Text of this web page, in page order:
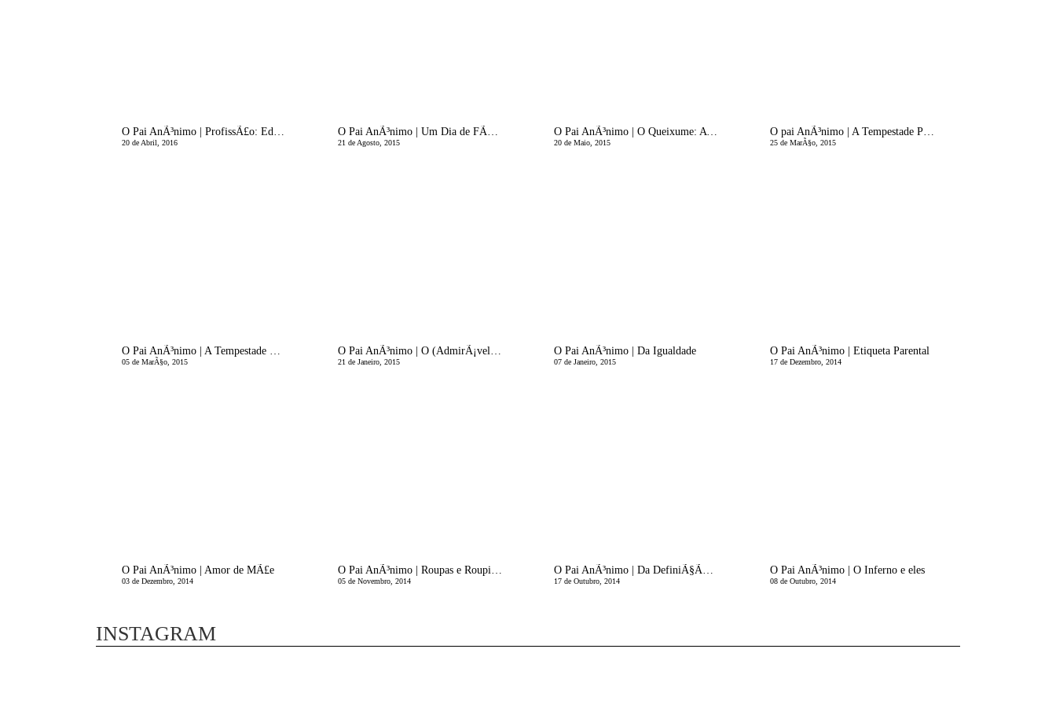
O Pai AnÃ³nimo | ProfissÃ£o: Educadora
20 de Abril, 2016
O Pai AnÃ³nimo | Um Dia de FÃ©rias
21 de Agosto, 2015
O Pai AnÃ³nimo | O Queixume: A Fadiga do Material
20 de Maio, 2015
O pai AnÃ³nimo | A Tempestade Perfeita - A Sequela
25 de MarÃ§o, 2015
O Pai AnÃ³nimo | A Tempestade Perfeita
05 de MarÃ§o, 2015
O Pai AnÃ³nimo | O (AdmirÃ¡vel) Mundo Novo
21 de Janeiro, 2015
O Pai AnÃ³nimo | Da Igualdade
07 de Janeiro, 2015
O Pai AnÃ³nimo | Etiqueta Parental
17 de Dezembro, 2014
O Pai AnÃ³nimo | Amor de MÃ£e
03 de Dezembro, 2014
O Pai AnÃ³nimo | Roupas e Roupinhas
05 de Novembro, 2014
O Pai AnÃ³nimo | Da DefiniÃ§Ã£o de UrgÃªncia
17 de Outubro, 2014
O Pai AnÃ³nimo | O Inferno e eles
08 de Outubro, 2014
INSTAGRAM